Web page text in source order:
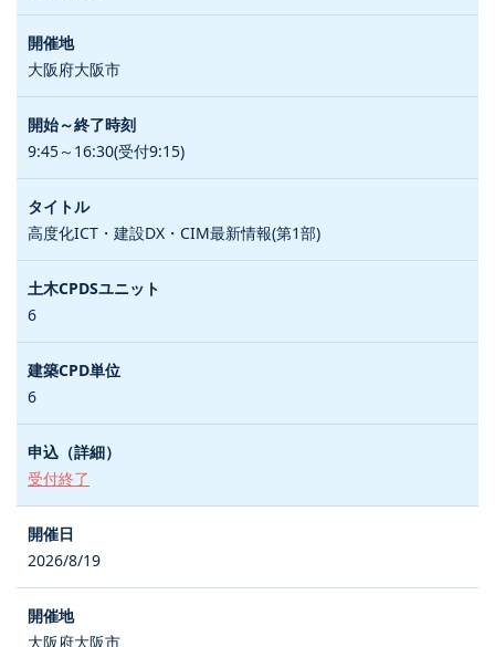
大阪府大阪市
9:45～16:30(受付9:15)
高度化ICT・建設DX・CIM最新情報(第1部)
6
6
受付終了
2026/8/19
大阪府大阪市